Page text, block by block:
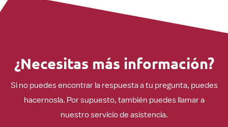
¿Necesitas más información?
Si no puedes encontrar la respuesta a tu pregunta, puedes
hacernosla. Por supuesto, también puedes llamar a
nuestro servicio de asistencia.